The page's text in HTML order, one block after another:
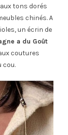
tons dorés
chinés. A
un écrin de
a du Goût
coutures
cou.